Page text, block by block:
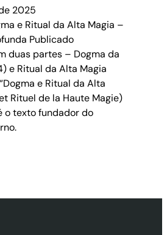
2025
e Ritual da Alta Magia –
Publicado
duas partes – Dogma da
e Ritual da Alta Magia
e Ritual da Alta
Rituel de la Haute Magie)
o texto fundador do